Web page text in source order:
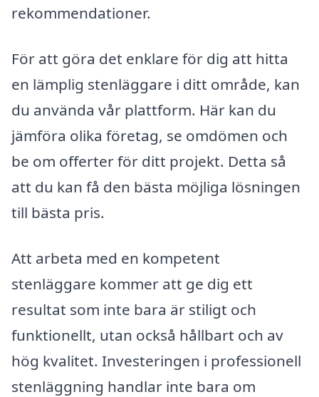
rekommendationer.
För att göra det enklare för dig att hitta
en lämplig stenläggare i ditt område, kan
du använda vår plattform. Här kan du
jämföra olika företag, se omdömen och
be om offerter för ditt projekt. Detta så
att du kan få den bästa möjliga lösningen
till bästa pris.
Att arbeta med en kompetent
stenläggare kommer att ge dig ett
resultat som inte bara är stiligt och
funktionellt, utan också hållbart och av
hög kvalitet. Investeringen i professionell
stenläggning handlar inte bara om